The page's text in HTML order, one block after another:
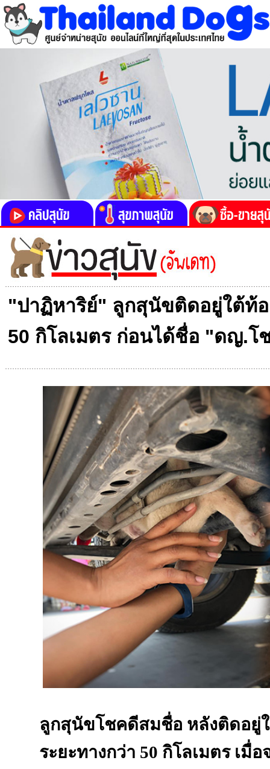
"ปาฏิหาริย์" ลูกสุนัขติดอยู่ใต้ท้อ
50 กิโลเมตร ก่อนได้ชื่อ "ดญ.โ
ลูกสุนัขโชคดีสมชื่อ หลังติดอยู่
ระยะทางกว่า 50 กิโลเมตร เมื่